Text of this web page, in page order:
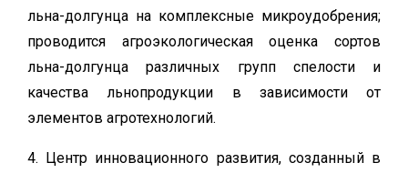
льна-долгунца на комплексные микроудобрения;
проводится агроэкологическая оценка сортов
льна-долгунца различных групп спелости и
качества льнопродукции в зависимости от
элементов агротехнологий.
4. Центр инновационного развития, созданный в